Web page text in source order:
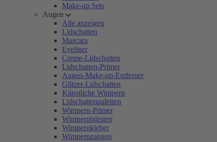
Make-up Sets
Augen
Alle anzeigen
Lidschatten
Mascara
Eyeliner
Creme-Lidschatten
Lidschatten-Primer
Augen-Make-up-Entferner
Glitzer-Lidschatten
Künstliche Wimpern
Lidschattenpaletten
Wimpern-Primer
Wimpernbürsten
Wimpernkleber
Wimpernzangen